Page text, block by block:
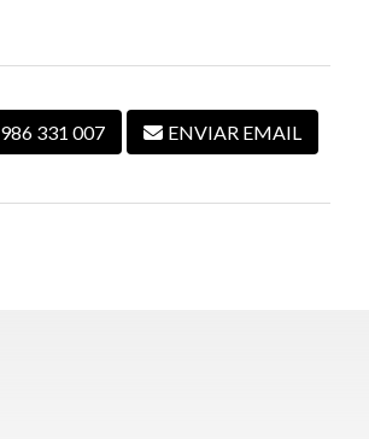
986 331 007 ENVIAR EMAIL